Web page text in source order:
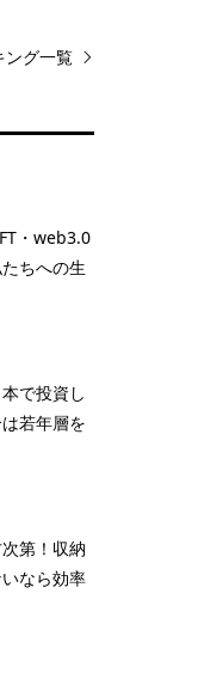
ング一覧
・web3.0
ちへの生
で投資し
若年層を
第！収納
なら効率